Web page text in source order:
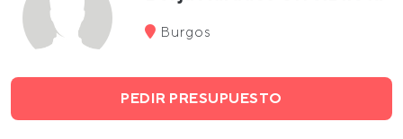
Burgos
PEDIR PRESUPUESTO